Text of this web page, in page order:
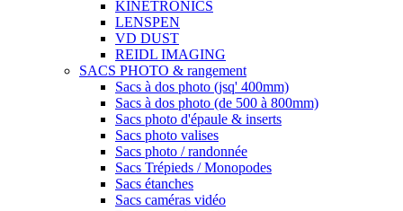
KINETRONICS
LENSPEN
VD DUST
REIDL IMAGING
SACS PHOTO & rangement
Sacs à dos photo (jsq' 400mm)
Sacs à dos photo (de 500 à 800mm)
Sacs photo d'épaule & inserts
Sacs photo valises
Sacs photo / randonnée
Sacs Trépieds / Monopodes
Sacs étanches
Sacs caméras vidéo